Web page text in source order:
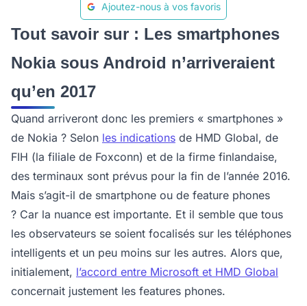
Ajoutez-nous à vos favoris
Tout savoir sur : Les smartphones
Nokia sous Android n’arriveraient
qu’en 2017
Quand arriveront donc les premiers « smartphones »
de Nokia ? Selon les indications de HMD Global, de
FIH (la filiale de Foxconn) et de la firme finlandaise,
des terminaux sont prévus pour la fin de l’année 2016.
Mais s’agit-il de smartphone ou de feature phones
? Car la nuance est importante. Et il semble que tous
les observateurs se soient focalisés sur les téléphones
intelligents et un peu moins sur les autres. Alors que,
initialement, l’accord entre Microsoft et HMD Global
concernait justement les features phones.